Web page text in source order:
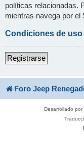
políticas relacionadas.
mientras navega por el
Condiciones de uso
Registrarse
Foro Jeep
Desarrollado por